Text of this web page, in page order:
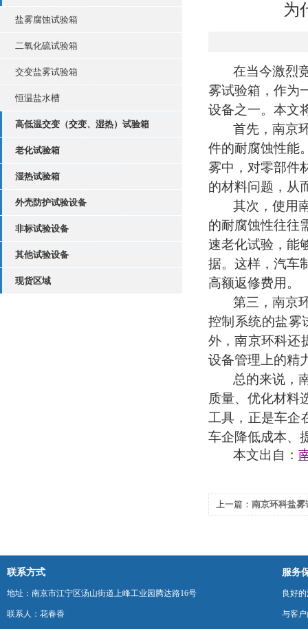
盐雾腐蚀试验箱
二氧化硫试验箱
交变盐雾试验箱
恒温盐水槽
高低温交变（交变、湿热）试验箱
老化试验箱
湿热试验箱
外壳防护试验设备
非标试验设备
其他试验设备
现货区域
为
在当今激烈
雾试验箱，作为
设备之一。本文
首先，南京
件的耐腐蚀性能
雾中，对零部件
的材料问题，从
其次，使用
的耐腐蚀性往往
速老化试验，能
据。这样，汽车
高额返修费用。
第三，南京
控制系统的盐雾
外，南京环科还
设备管理上的精
总的来说，
质量、优化材料
工具，正是车企
车企降低成本、
本文出自：
上一篇： 南京环科盐雾
联系方式
地址：南京市江宁区汤山街道上峰工业园腾达路16号
联系人：花春香
服务
良好
与客